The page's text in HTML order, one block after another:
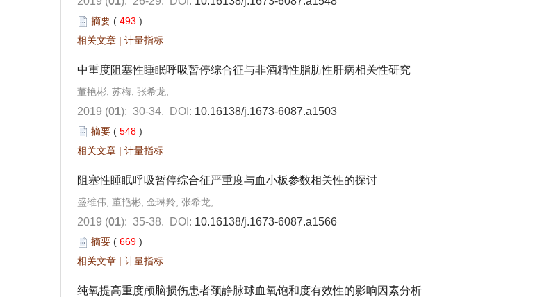
摘要 ( 493 )
相关文章 | 计量指标
中重度阻塞性睡眠呼吸暂停综合征与非酒精性脂肪性肝病相关性研究
董艳彬, 苏梅, 张希龙,
2019 (01): 30-34. DOI: 10.16138/j.1673-6087.a1503
摘要 ( 548 )
相关文章 | 计量指标
阻塞性睡眠呼吸暂停综合征严重度与血小板参数相关性的探讨
盛维伟, 董艳彬, 金琳羚, 张希龙,
2019 (01): 35-38. DOI: 10.16138/j.1673-6087.a1566
摘要 ( 669 )
相关文章 | 计量指标
纯氧提高重度颅脑损伤患者颈静脉球血氧饱和度有效性的影响因素分析